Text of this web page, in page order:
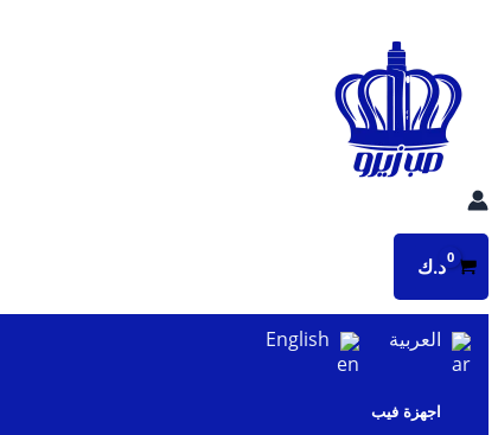
المحتوى
د.ك
العربية English
اجهزة فيب